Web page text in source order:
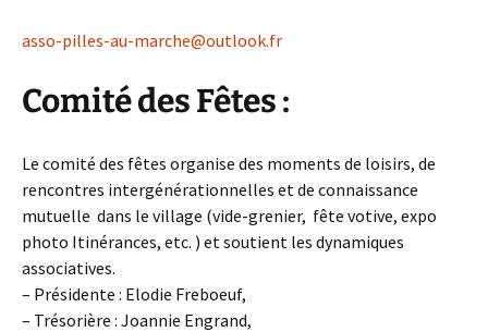
asso-pilles-au-marche@outlook.fr
Comité des Fêtes :
Le comité des fêtes organise des moments de loisirs, de
rencontres intergénérationnelles et de connaissance
mutuelle dans le village (vide-grenier, fête votive, expo
photo Itinérances, etc. ) et soutient les dynamiques
associatives.
– Présidente : Elodie Freboeuf,
– Trésorière : Joannie Engrand,